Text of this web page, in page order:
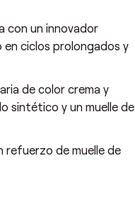
con un innovador
ciclos prolongados y
de color crema y
sintético y un muelle de
refuerzo de muelle de